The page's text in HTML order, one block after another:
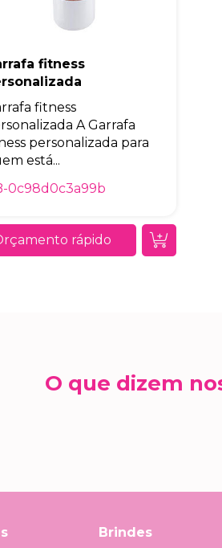
fitness
fitness
A Garrafa
personalizada para
está...
0c98d0c3a99b
rápido
O que dizem
Brindes